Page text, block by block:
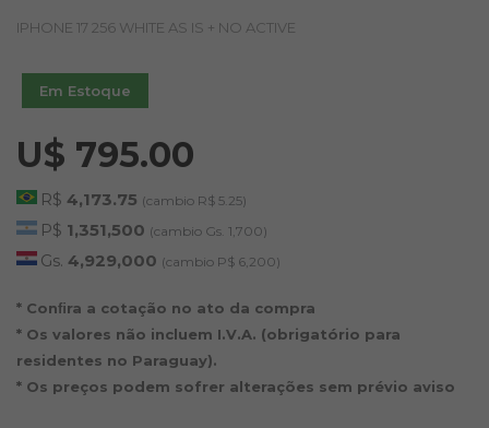
IPHONE 17 256 WHITE AS IS + NO ACTIVE
Em Estoque
U$ 795.00
R$ 4,173.75 (cambio R$ 5.25)
P$ 1,351,500 (cambio Gs. 1,700)
Gs. 4,929,000 (cambio P$ 6,200)
* Conﬁra a cotação no ato da compra
* Os valores não incluem I.V.A. (obrigatório para
residentes no Paraguay).
* Os preços podem sofrer alterações sem prévio aviso